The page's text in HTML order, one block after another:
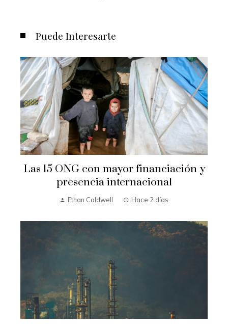
Puede Interesarte
Las 15 ONG con mayor financiación y
presencia internacional
Ethan Caldwell Hace 2 días